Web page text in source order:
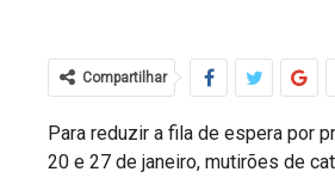
Compartilhar
Para reduzir a fila de espera por
20 e 27 de janeiro, mutirões de